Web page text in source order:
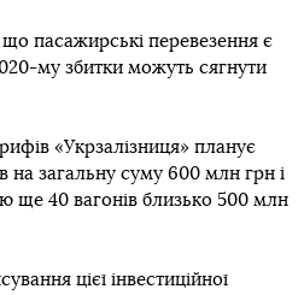
пасажирські перевезення є
му збитки можуть сягнути
«Укрзалізниця» планує
на загальну суму 600 млн грн і
ще 40 вагонів близько 500 млн
цієї інвестиційної